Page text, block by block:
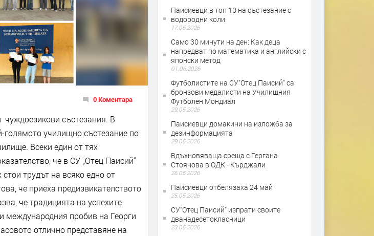
0 Коментара
състезания. В
голямото училищно състезание по
​Всеки един от тях
че в СУ „Отец Паисий“
трудът на всяко едно от
че приеха предизвикателството
че традицията на успехите
международния пробив на Георги
отлично представяне на
Паисиевци в топ 10 на състезание с
водородни коли
17.06.2026
Само 30 минути на ден: Как деца
напредват по математика и английски с
японски метод
01.06.2026
Футболистите на СУ"Отец Паисий" са
бронзови медалисти на Училищния
Футболен Мондиал
29.05.2026
Паисиевци домакини на изложба за
дезинформацията
29.05.2026
Вдъхновяваща среща с Гергана
Стоянова в ОДК - Кърджали
26.05.2026
Паисиевци отбелязаха 24 май
25.05.2026
СУ"Отец Паисий" изпрати своите
дванадесетокласници
23.05.2026